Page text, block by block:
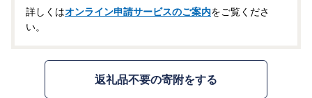
詳しくはオンライン申請サービスのご案内をご覧くださ
い。
返礼品不要の寄附をする